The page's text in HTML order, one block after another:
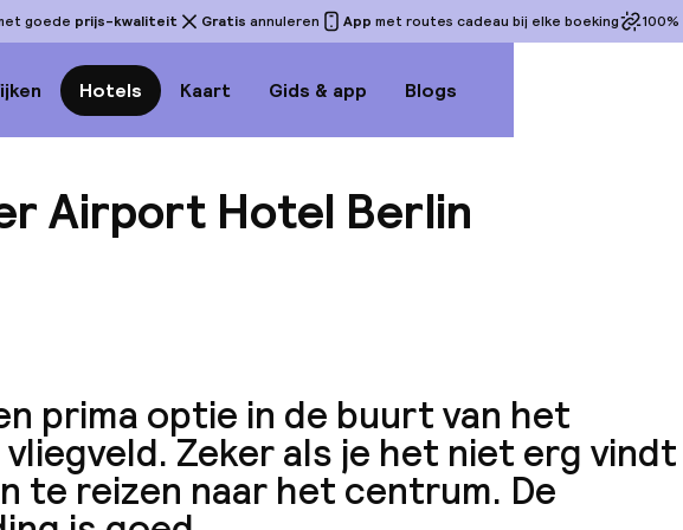
goede prijs-kwaliteit Gratis annuleren App met routes cadeau bij elke boeking 100%
Hotels Kaart Gids & app Blogs
Airport Hotel Berlin
prima optie in de buurt van het
vliegveld. Zeker als je het niet erg vindt
te reizen naar het centrum. De